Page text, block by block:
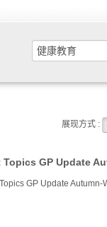
展现方式 :
GP Update